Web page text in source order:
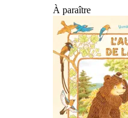
À paraître